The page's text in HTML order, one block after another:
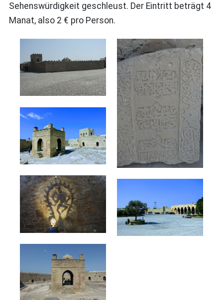
Sehenswürdigkeit geschleust. Der Eintritt beträgt 4
Manat, also 2 € pro Person.